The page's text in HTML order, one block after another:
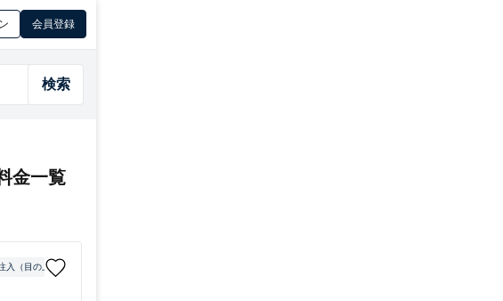
会員登録
金一覧
入（目の上）